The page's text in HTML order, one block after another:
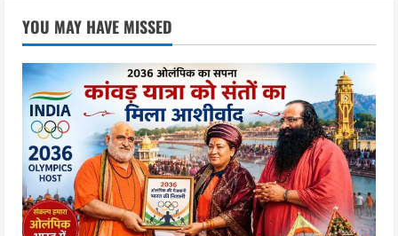
4
जिला जेल में गूंजा मां गंगा का महिमा गान,
संगीतमय कथा से कैदियों को मिला आध्यात्मिक
संदेश
August 5, 2026
5
उत्तराखंड
कांवड़ियों की सेवा में जुटा हरिद्वार-रूड़की
विकास प्राधिकरण, जलपान व प्रसाद वितरण
से जीता श्रद्धालुओं का दिल
August 5, 2026
YOU MAY HAVE MISSED